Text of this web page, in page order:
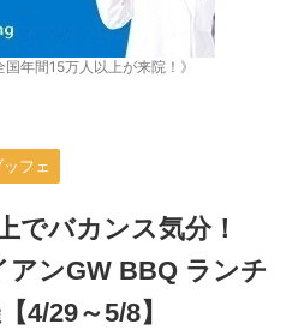
年間15万人以上が来院！》
フェ
でバカンス気分！
アンGW BBQ ランチ
4/29～5/8】